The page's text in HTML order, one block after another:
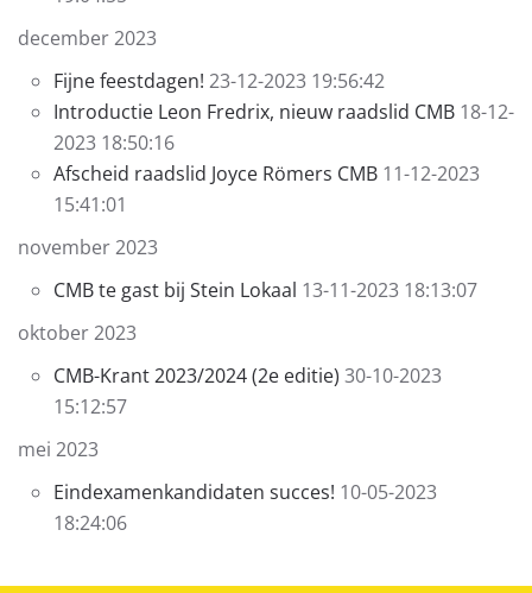
december 2023
Fijne feestdagen! 23-12-2023 19:56:42
Introductie Leon Fredrix, nieuw raadslid CMB 18-12-
2023 18:50:16
Afscheid raadslid Joyce Römers CMB 11-12-2023
15:41:01
november 2023
CMB te gast bij Stein Lokaal 13-11-2023 18:13:07
oktober 2023
CMB-Krant 2023/2024 (2e editie) 30-10-2023
15:12:57
mei 2023
Eindexamenkandidaten succes! 10-05-2023
18:24:06